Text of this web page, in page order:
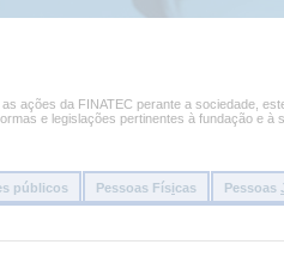
ações da FINATEC perante a sociedade,
e legislações pertinentes à fundação e à
públicos Pessoas Físicas Pessoas